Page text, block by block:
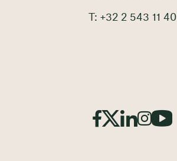
T: +32 2 543 11 40